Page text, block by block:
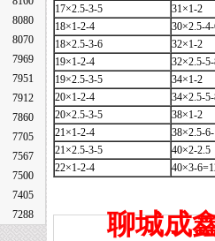
8080
8070
7969
7951
7912
7860
7705
7567
7500
7405
7288
17×2.5-3-5
31×1-2
18×1-2-4
30×2.5-
18×2.5-3-6
32×1-2
19×1-2-4
32×2.5-
19×2.5-3-5
34×1-2
20×1-2-4
34×2.5-
20×2.5-3-5
38×1-2
21×1-2-4
38×2.5-
21×2.5-3-5
40×2-2.5
22×1-2-4
40×3-
聊城成